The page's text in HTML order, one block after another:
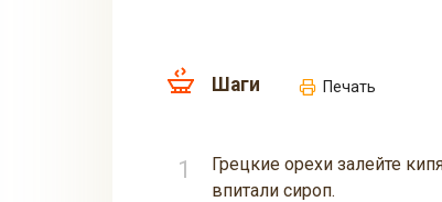
Шаги Печать
Грецкие орехи залейте
впитали сироп.